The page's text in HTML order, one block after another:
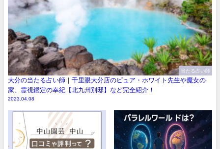
当たる占い師
大分の当たる占い師｜千里眼大分店のピュア・ホワイト先生や魔女の
家、霊視鑑定の幸紀【北九州別邸】など完全紹介！
2023.04.08